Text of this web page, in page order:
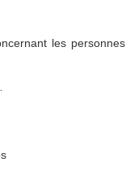
les personnes